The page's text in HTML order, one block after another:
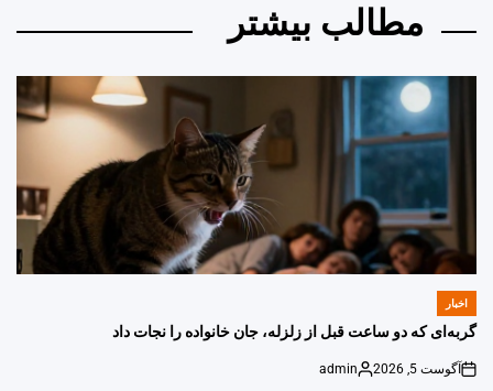
مطالب بیشتر
POSTED
IN
اخبار
گربه‌ای که دو ساعت قبل از زلزله، جان خانواده را نجات داد
on
آگوست 5, 2026
Posted
admin